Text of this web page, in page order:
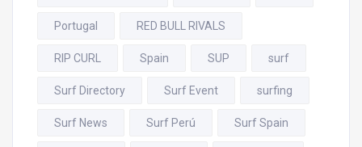
Portugal RED BULL RIVALS
RIP CURL Spain SUP surf
Surf Directory Surf Event surfing
Surf News Surf Perú Surf Spain